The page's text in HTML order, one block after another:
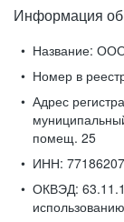
Информация об
Название: ООО
Номер в
Адрес
помещ. 25
ИНН:
ОКВЭД: